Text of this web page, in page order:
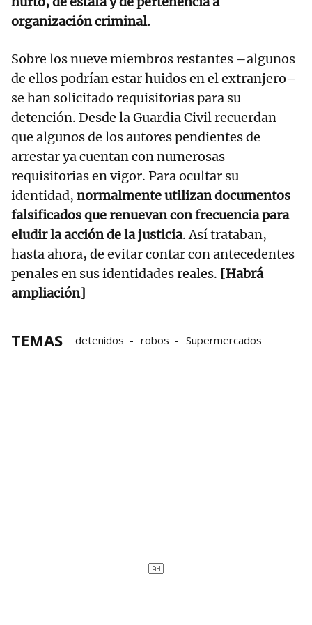
organización criminal.
Sobre los nueve miembros restantes –algunos
de ellos podrían estar huidos en el extranjero–
se han solicitado requisitorias para su
detención. Desde la Guardia Civil recuerdan
que algunos de los autores pendientes de
arrestar ya cuentan con numerosas
requisitorias en vigor. Para ocultar su
identidad, normalmente utilizan documentos
falsificados que renuevan con frecuencia para
eludir la acción de la justicia. Así trataban,
hasta ahora, de evitar contar con antecedentes
penales en sus identidades reales. [Habrá
ampliación]
TEMAS detenidos robos Supermercados